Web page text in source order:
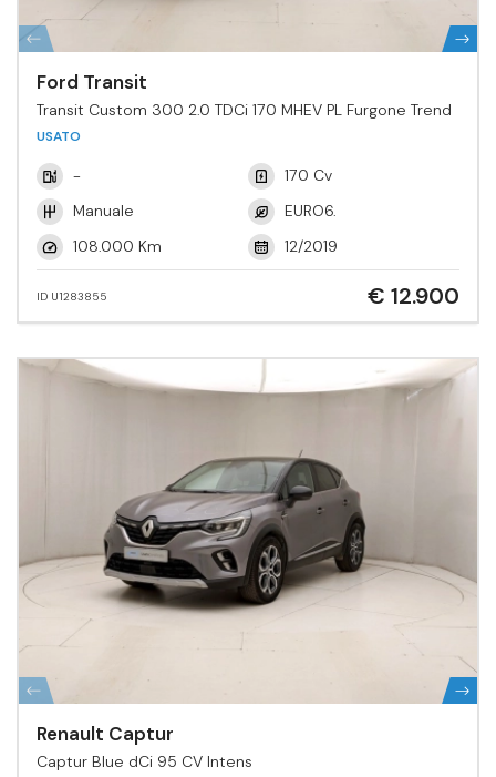
Ford Transit
Transit Custom 300 2.0 TDCi 170 MHEV PL Furgone Trend
USATO
-
170 Cv
Manuale
EURO6.
108.000 Km
12/2019
ID U1283855 € 12.900
Renault Captur
Captur Blue dCi 95 CV Intens